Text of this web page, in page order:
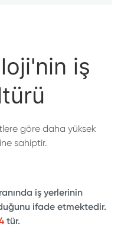
iş
göre daha yüksek
sahiptir.
iş yerlerinin
ifade etmektedir.
tür.